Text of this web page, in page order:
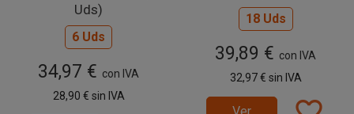
Uds)
6 Uds
34,97 € con IVA
28,90 € sin IVA
18 Uds
39,89 € con IVA
32,97 € sin IVA